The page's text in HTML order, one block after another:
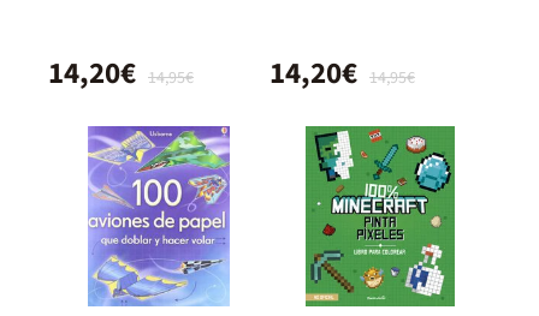
14,95€
14,20€ 14,95€
14,20€